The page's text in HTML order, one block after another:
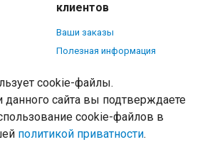
клиентов
Ваши заказы
Полезная информация
cookie-файлы.
данного сайта вы подтверждаете
cookie-файлов в
политикой приватности.